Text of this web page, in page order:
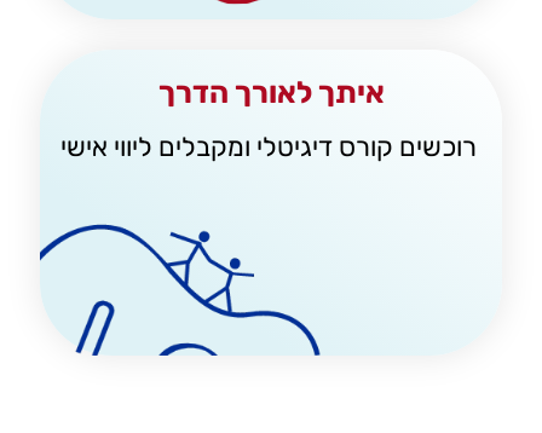
איתך לאורך הדרך
רוכשים קורס דיגיטלי ומקבלים ליווי אישי